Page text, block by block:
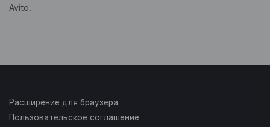
Avito.
Расширение для браузера
Пользовательское соглашение